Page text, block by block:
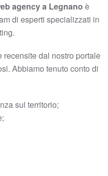
agency a Legnano è
di esperti specializzati in
recensite dal nostro portale
Abbiamo tenuto conto di
sul territorio;